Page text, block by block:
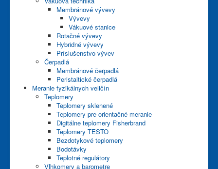
Membránové vývevy
Vývevy
Vákuové stanice
Rotačné vývevy
Hybridné vývevy
Príslušenstvo vývev
Čerpadlá
Membránové čerpadlá
Peristaltické čerpadlá
Meranie fyzikálnych veličín
Teplomery
Teplomery sklenené
Teplomery pre orientačné meranie
Digitálne teplomery Fisherbrand
Teplomery TESTO
Bezdotykové teplomery
Bodotávky
Teplotné regulátory
Vlhkomery a barometre